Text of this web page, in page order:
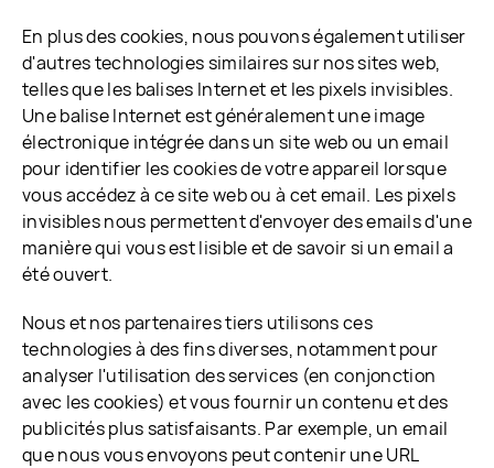
En plus des cookies, nous pouvons également utiliser
d'autres technologies similaires sur nos sites web,
telles que les balises Internet et les pixels invisibles.
Une balise Internet est généralement une image
électronique intégrée dans un site web ou un email
pour identifier les cookies de votre appareil lorsque
vous accédez à ce site web ou à cet email. Les pixels
invisibles nous permettent d'envoyer des emails d'une
manière qui vous est lisible et de savoir si un email a
été ouvert.
Nous et nos partenaires tiers utilisons ces
technologies à des fins diverses, notamment pour
analyser l'utilisation des services (en conjonction
avec les cookies) et vous fournir un contenu et des
publicités plus satisfaisants. Par exemple, un email
que nous vous envoyons peut contenir une URL